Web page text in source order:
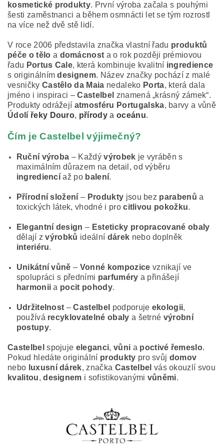
kosmetické produkty. První výroba začala s pouhými
šesti zaměstnanci a během osmnácti let se tým rozrostl
na více než dvě stě lidí.
V roce 2006 představila značka vlastní řadu produktů
péče o tělo a domácnost a o rok později prémiovou
řadu Portus Cale, která kombinuje kvalitní ingredience
s originálnímdesignem. Název značky pochází z malé
vesničky Castêlo da Maia nedaleko Porta, která dala
jméno i inspiraci –Castelbel znamená „krásný zámek“.
Produkty odrážejí atmosféru Portugalska, barvy a vůně
Údolí řeky Douro, přírody a oceánu.
Čím je Castelbel výjimečný?
Ruční výroba – Každývýrobek je vyráběn s
maximálním důrazem na detail, od výběru
ingrediencí až po balení.
Přírodní složení – Produkty jsou bez parabenů a
toxických látek, vhodné i procitlivou pokožku.
Elegantní design – Esteticky propracované obaly
dělají zvýrobků ideální dárek nebo doplněk
interiéru.
Unikátní vůně – Vonné kompozice vznikají ve
spolupráci s předními parfuméry a přinášejí
harmonii a pocit pohody.
Udržitelnost –Castelbel podporuje ekologii,
používá recyklovatelné obaly a šetrné výrobní
postupy.
Castelbel spojuje eleganci, vůni a poctivé řemeslo.
Pokud hledáte originální produkty pro svůj domov
nebo luxusní dárek, značka Castelbel vás okouzlí svou
kvalitou,designem i sofistikovanými vůněmi.